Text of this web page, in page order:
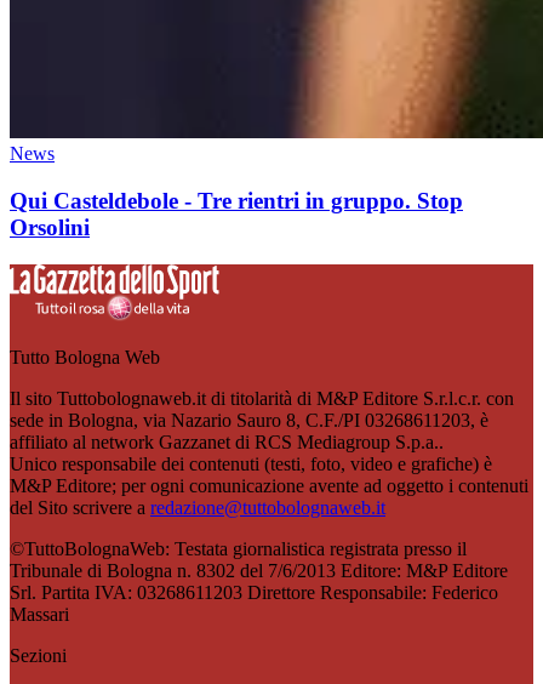
News
Qui Casteldebole - Tre rientri in gruppo. Stop
Orsolini
Tutto Bologna Web
Il sito Tuttobolognaweb.it di titolarità di M&P Editore S.r.l.c.r. con
sede in Bologna, via Nazario Sauro 8, C.F./PI 03268611203, è
affiliato al network Gazzanet di RCS Mediagroup S.p.a..
Unico responsabile dei contenuti (testi, foto, video e grafiche) è
M&P Editore; per ogni comunicazione avente ad oggetto i contenuti
del Sito scrivere a redazione@tuttobolognaweb.it
©TuttoBolognaWeb: Testata giornalistica registrata presso il
Tribunale di Bologna n. 8302 del 7/6/2013 Editore: M&P Editore
Srl. Partita IVA: 03268611203 Direttore Responsabile: Federico
Massari
Sezioni